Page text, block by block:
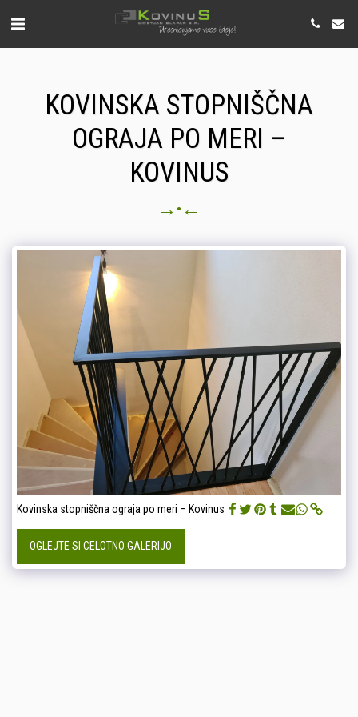
KOVINSKA STOPNIŠČNA
OGRAJA PO MERI –
KOVINUS
→ • ←
Kovinska stopniščna ograja po meri – Kovinus
OGLEJTE SI CELOTNO GALERIJO